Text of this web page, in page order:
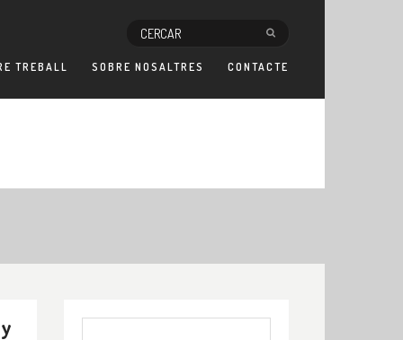
TREBALL SOBRE NOSALTRES CONTACTE